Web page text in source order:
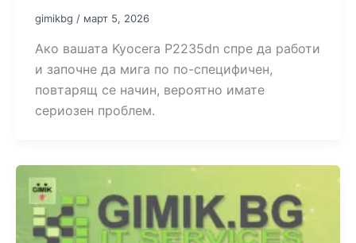
gimikbg / март 5, 2026
Ако вашата Kyocera P2235dn спре да работи
и започне да мига по по-специфичен,
повтарящ се начин, вероятно имате
сериозен проблем.